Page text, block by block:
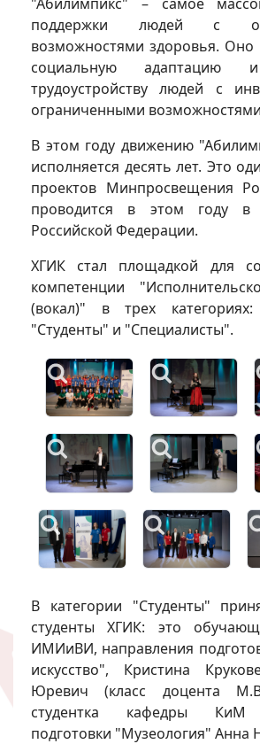
поддержки людей с
возможностями здоровья. Оно
социальную адаптацию и
трудоустройству людей с
ограниченными
В этом году движению
исполняется десять лет. Это
проектов Минпросвещения
проводится в этом году в
Российской Федерации.
ХГИК стал площадкой для
компетенции
(вокал)" в трех
"Студенты" и "Специалисты".
В категории "Студенты"
студенты ХГИК: это
ИМИиВИ, направления
искусство", Кристина
Юревич (класс доцента
студентка кафедры КиМ
подготовки "Музеология"